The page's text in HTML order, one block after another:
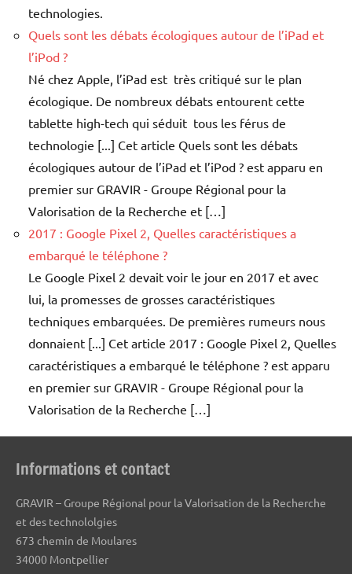
technologies.
Quels sont les débats écologiques autour de l’iPad et
l’iPod ?
Né chez Apple, l’iPad est très critiqué sur le plan
écologique. De nombreux débats entourent cette
tablette high-tech qui séduit tous les férus de
technologie [...] Cet article Quels sont les débats
écologiques autour de l’iPad et l’iPod ? est apparu en
premier sur GRAVIR - Groupe Régional pour la
Valorisation de la Recherche et […]
2017 : Google Pixel 2, Quelles caractéristiques a
embarqué le téléphone ?
Le Google Pixel 2 devait voir le jour en 2017 et avec
lui, la promesses de grosses caractéristiques
techniques embarquées. De premières rumeurs nous
donnaient [...] Cet article 2017 : Google Pixel 2, Quelles
caractéristiques a embarqué le téléphone ? est apparu
en premier sur GRAVIR - Groupe Régional pour la
Valorisation de la Recherche […]
Informations et contact
GRAVIR – Groupe Régional pour la Valorisation de la Recherche
et des technololgies
673 chemin de Moulares
34000 Montpellier